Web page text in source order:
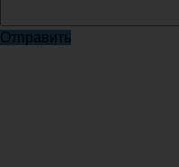
Отправить